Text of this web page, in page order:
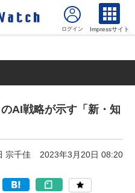
Impressサイト
AI戦略が示す「新・知
宗千佳 2023年3月20日 08:20